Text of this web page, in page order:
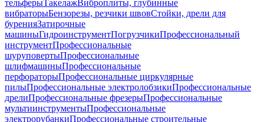
тельферыТакелажВиброплиты, глубинные
вибраторыБензорезы, резчики швовСтойки, дрели для
буренияЗатирочные
машиныГидроинструментПогрузчикиПрофессиональный
инструментПрофессиональные
шуруповертыПрофессиональные
шлифмашиныПрофессиональные
перфораторыПрофессиональные циркулярные
пилыПрофессиональные электролобзикиПрофессиональные
дрелиПрофессиональные фрезерыПрофессиональные
мультиинструментыПрофессиональные
электрорубанкиПрофессиональные строительные